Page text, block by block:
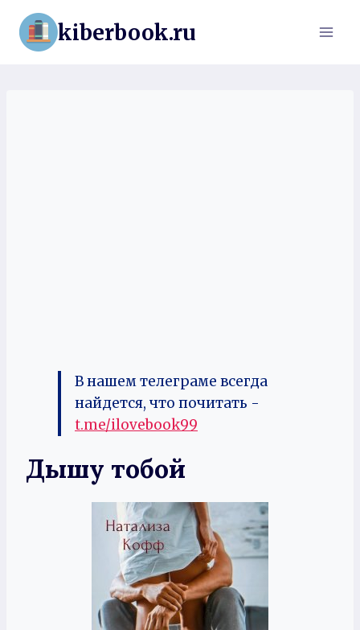
Перейти
содержимому
kiberbook.ru
В нашем телеграме всегда
найдется, что почитать -
t.me/ilovebook99
Дышу тобой